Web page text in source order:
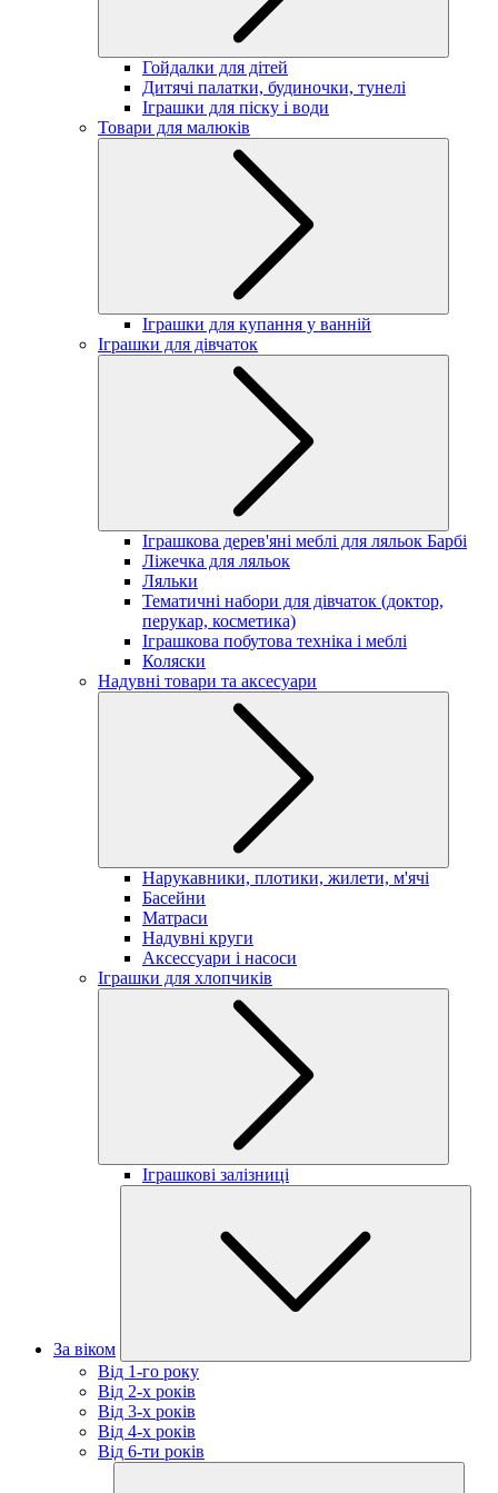
Гойдалки для дітей
Дитячі палатки, будиночки, тунелі
Іграшки для піску і води
Товари для малюків
Іграшки для купання у ванній
Іграшки для дівчаток
Іграшкова дерев'яні меблі для ляльок Барбі
Ліжечка для ляльок
Ляльки
Тематичні набори для дівчаток (доктор,
перукар, косметика)
Іграшкова побутова техніка і меблі
Коляски
Надувні товари та аксесуари
Нарукавники, плотики, жилети, м'ячі
Басейни
Матраси
Надувні круги
Аксессуари і насоси
Іграшки для хлопчиків
Іграшкові залізниці
За віком
Від 1-го року
Від 2-х років
Від 3-х років
Від 4-х років
Від 6-ти років